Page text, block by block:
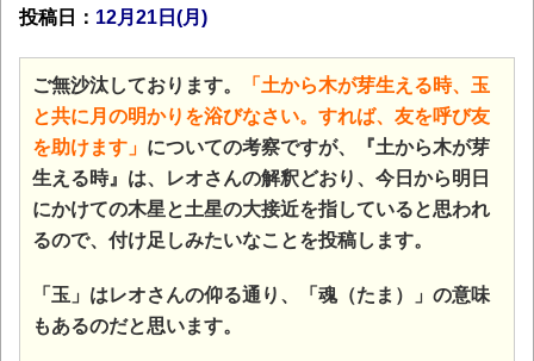
投稿日： 12月21日(月 )
ご無沙汰しております。
「土から木が芽生える時、玉
と共に月の明かりを浴びなさい。すれば、友を呼び友
を助けます」 についての考察ですが、『土から木が芽
生える時』は、レオさんの解釈どおり、今日から明日
にかけての木星と土星の大接近を指していると思われ
るので、付け足しみたいなことを投稿します。
「玉」はレオさんの仰る通り、「魂（たま）」の意味
もあるのだと思います。